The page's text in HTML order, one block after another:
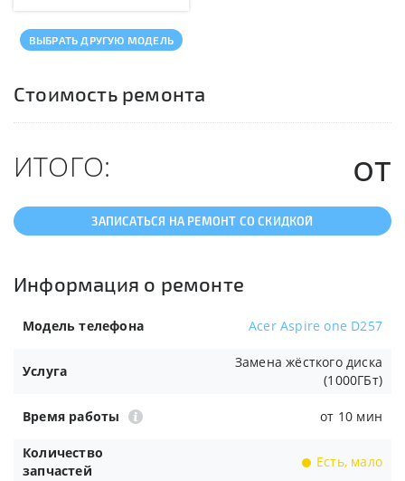
ВЫБРАТЬ ДРУГУЮ МОДЕЛЬ
Стоимость ремонта
ИТОГО: от
ЗАПИСАТЬСЯ НА РЕМОНТ СО СКИДКОЙ
Информация о ремонте
Модель телефона Acer Aspire one D257
Услуга
Замена жёсткого диска
(1000ГБт)
Время работы от 10 мин
Количество
запчастей
Есть, мало